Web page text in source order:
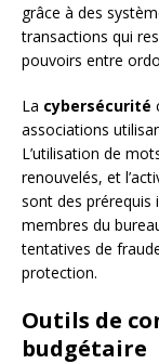
grâce à des
transactions qui
pouvoirs entre
La cybersécurité
associations
L’utilisation de
renouvelés, et
sont des prérequis
membres du
tentatives de
protection.
Outils de
budgétaire